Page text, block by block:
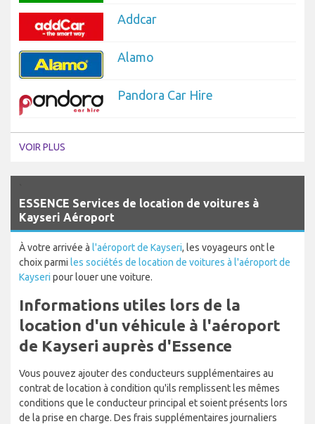
Addcar
Alamo
Pandora Car Hire
VOIR PLUS
ESSENCE Services de location de voitures à
Kayseri Aéroport
À votre arrivée à l'aéroport de Kayseri, les voyageurs ont le
choix parmi les sociétés de location de voitures à l'aéroport de
Kayseri pour louer une voiture.
Informations utiles lors de la
location d'un véhicule à l'aéroport
de Kayseri auprès d'Essence
Vous pouvez ajouter des conducteurs supplémentaires au
contrat de location à condition qu'ils remplissent les mêmes
conditions que le conducteur principal et soient présents lors
de la prise en charge. Des frais supplémentaires journaliers